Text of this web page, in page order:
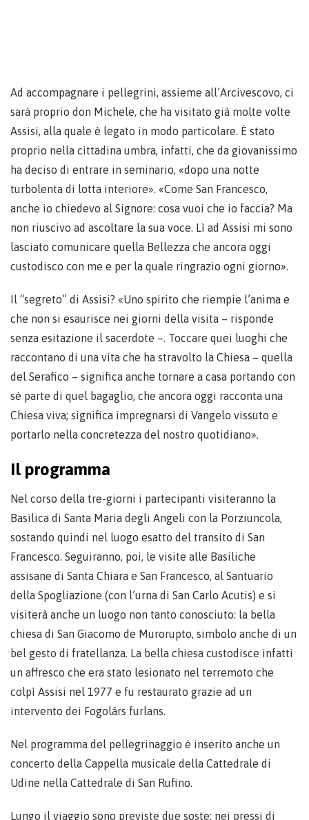
Ad accompagnare i pellegrini, assieme all’Arcivescovo, ci
sarà proprio don Michele, che ha visitato già molte volte
Assisi, alla quale è legato in modo particolare. È stato
proprio nella cittadina umbra, infatti, che da giovanissimo
ha deciso di entrare in seminario, «dopo una notte
turbolenta di lotta interiore». «Come San Francesco,
anche io chiedevo al Signore: cosa vuoi che io faccia? Ma
non riuscivo ad ascoltare la sua voce. Lì ad Assisi mi sono
lasciato comunicare quella Bellezza che ancora oggi
custodisco con me e per la quale ringrazio ogni giorno».
Il “segreto” di Assisi? «Uno spirito che riempie l’anima e
che non si esaurisce nei giorni della visita – risponde
senza esitazione il sacerdote –. Toccare quei luoghi che
raccontano di una vita che ha stravolto la Chiesa – quella
del Serafico – significa anche tornare a casa portando con
sé parte di quel bagaglio, che ancora oggi racconta una
Chiesa viva; significa impregnarsi di Vangelo vissuto e
portarlo nella concretezza del nostro quotidiano».
Il programma
Nel corso della tre-giorni i partecipanti visiteranno la
Basilica di Santa Maria degli Angeli con la Porziuncola,
sostando quindi nel luogo esatto del transito di San
Francesco. Seguiranno, poi, le visite alle Basiliche
assisane di Santa Chiara e San Francesco, al Santuario
della Spogliazione (con l’urna di San Carlo Acutis) e si
visiterà anche un luogo non tanto conosciuto: la bella
chiesa di San Giacomo de Murorupto, simbolo anche di un
bel gesto di fratellanza. La bella chiesa custodisce infatti
un affresco che era stato lesionato nel terremoto che
colpì Assisi nel 1977 e fu restaurato grazie ad un
intervento dei Fogolârs furlans.
Nel programma del pellegrinaggio è inserito anche un
concerto della Cappella musicale della Cattedrale di
Udine nella Cattedrale di San Rufino.
Lungo il viaggio sono previste due soste: nei pressi di